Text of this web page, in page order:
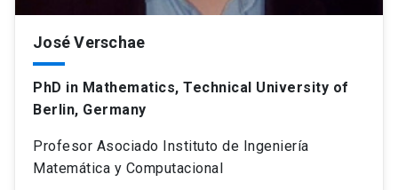
José Verschae
PhD in Mathematics, Technical University of
Berlin, Germany
Profesor Asociado Instituto de Ingeniería
Matemática y Computacional